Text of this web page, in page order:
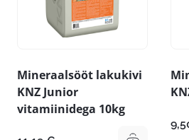
Mineraalsööt lakukivi
KNZ Junior
vitamiinidega 10kg